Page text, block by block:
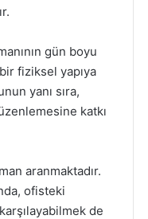
gün boyu
fiziksel yapıya
yanı sıra,
katkı
aranmaktadır.
ofisteki
de